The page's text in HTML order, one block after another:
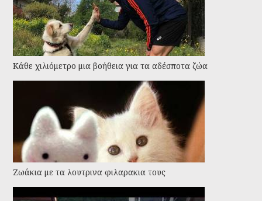
Kάθε χιλιόμετρο μια βοήθεια για τα αδέσποτα ζώα
Ζωάκια με τα λουτρινα φιλαρακια τους